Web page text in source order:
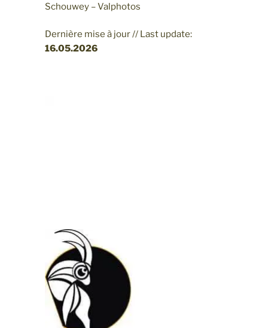
Schouwey – Valphotos
Dernière mise à jour // Last update:
16.05.2026